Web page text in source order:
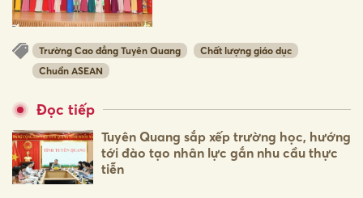
Trường Cao đẳng Tuyên Quang
Chất lượng giáo dục
Chuẩn ASEAN
Đọc tiếp
Tuyên Quang sắp xếp trường học, hướng
tới đào tạo nhân lực gắn nhu cầu thực
tiễn